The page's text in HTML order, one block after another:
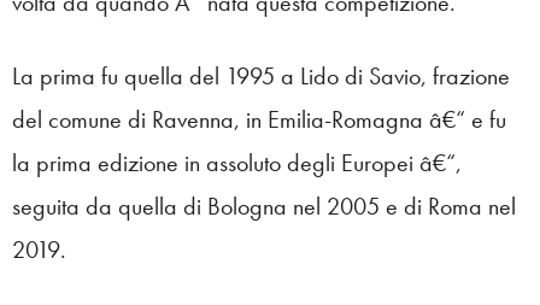
La prima fu quella del 1995 a Lido di Savio, frazione
del comune di Ravenna, in Emilia-Romagna â€“ e fu
la prima edizione in assoluto degli Europei â€“,
seguita da quella di Bologna nel 2005 e di Roma nel
2019.